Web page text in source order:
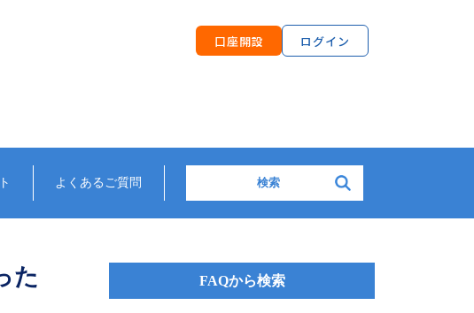
口座開設
ログイン
よくあるご質問
た
FAQから検索